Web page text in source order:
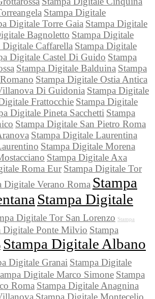
Stampa Digitale
Digitale Torre Gaia Stampa Digitale
Bagnoletto Stampa Digitale
Digitale Caffarella Stampa Digitale
Digitale Castel Di Guido Stampa
Stampa Digitale Balduina Stampa
Stampa Digitale Ostia Antica
Di Guidonia Stampa Digitale
Frattocchie Stampa Digitale
Digitale Pineta Sacchetti Stampa
Stampa Digitale San Pietro Roma
Stampa Digitale Laurentina
Stampa Digitale Morena
Stampa Digitale Axa
Roma Eur Stampa Digitale Tor
Digitale Verano Roma Stampa
Stampa Digitale
Digitale Tor San Lorenzo Stampa
Digitale Ponte Milvio Stampa
Stampa Digitale Albano
Digitale Granai Stampa Digitale
Digitale Marco Simone Stampa
Roma Stampa Digitale Anagnina
Stampa Digitale Montecelio